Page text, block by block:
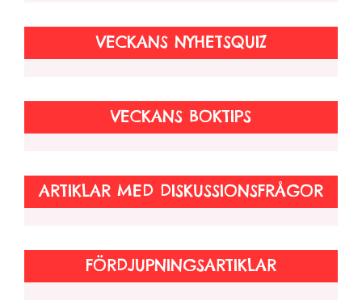
VECKANS NYHETSQUIZ
VECKANS BOKTIPS
ARTIKLAR MED DISKUSSIONSFRÅGOR
FÖRDJUPNINGSARTIKLAR